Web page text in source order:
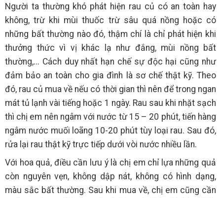
Người ta thường khó phát hiện rau củ có an toàn hay
không, trừ khi mùi thuốc trừ sâu quá nồng hoặc có
những bất thường nào đó, thậm chí là chỉ phát hiện khi
thưởng thức vì vị khác lạ như đắng, mùi nồng bất
thường,... Cách duy nhất hạn chế sự độc hại cũng như
đảm bảo an toàn cho gia đình là sơ chế thật kỹ. Theo
đó, rau củ mua về nếu có thời gian thì nên để trong ngan
mát tủ lạnh vài tiếng hoặc 1 ngày. Rau sau khi nhặt sạch
thì chị em nên ngâm với nước từ 15 – 20 phút, tiến hàng
ngâm nước muối loãng 10-20 phút tùy loại rau. Sau đó,
rửa lại rau thật kỹ trực tiếp dưới vòi nước nhiều lần.
Với hoa quả, điều cần lưu ý là chị em chỉ lựa những quả
còn nguyên vẹn, không dập nát, không có hình dạng,
màu sắc bất thường. Sau khi mua về, chị em cũng cần